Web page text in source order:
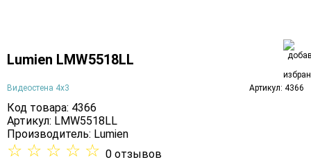
Lumien LMW5518LL
Видеостена 4х3 Артикул: 4366
Код товара: 4366
Артикул: LMW5518LL
Производитель: Lumien
☆ ☆ ☆ ☆ ☆ 0 отзывов